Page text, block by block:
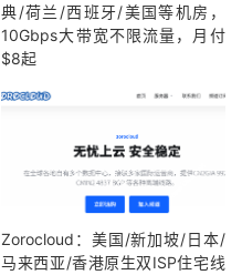
典/荷兰/西班牙/美国等机房，
10Gbps大带宽不限流量，月付
$8起
Zorocloud：美国/新加坡/日本/
马来西亚/香港原生双ISP住宅线